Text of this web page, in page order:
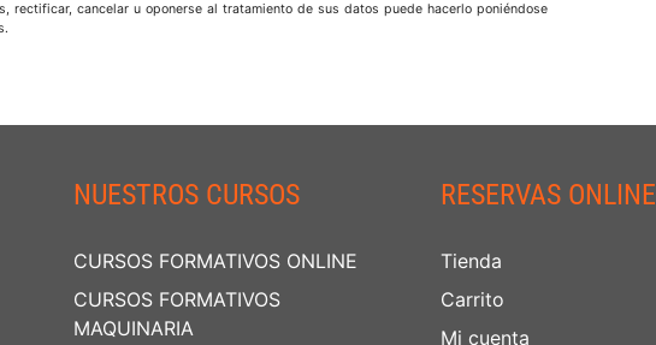
rectificar, cancelar u oponerse al tratamiento de sus datos puede hacerlo poniéndose
NUESTROS CURSOS
CURSOS FORMATIVOS ONLINE
CURSOS FORMATIVOS
MAQUINARIA
RESERVAS ONLINE
Tienda
Carrito
Mi cuenta